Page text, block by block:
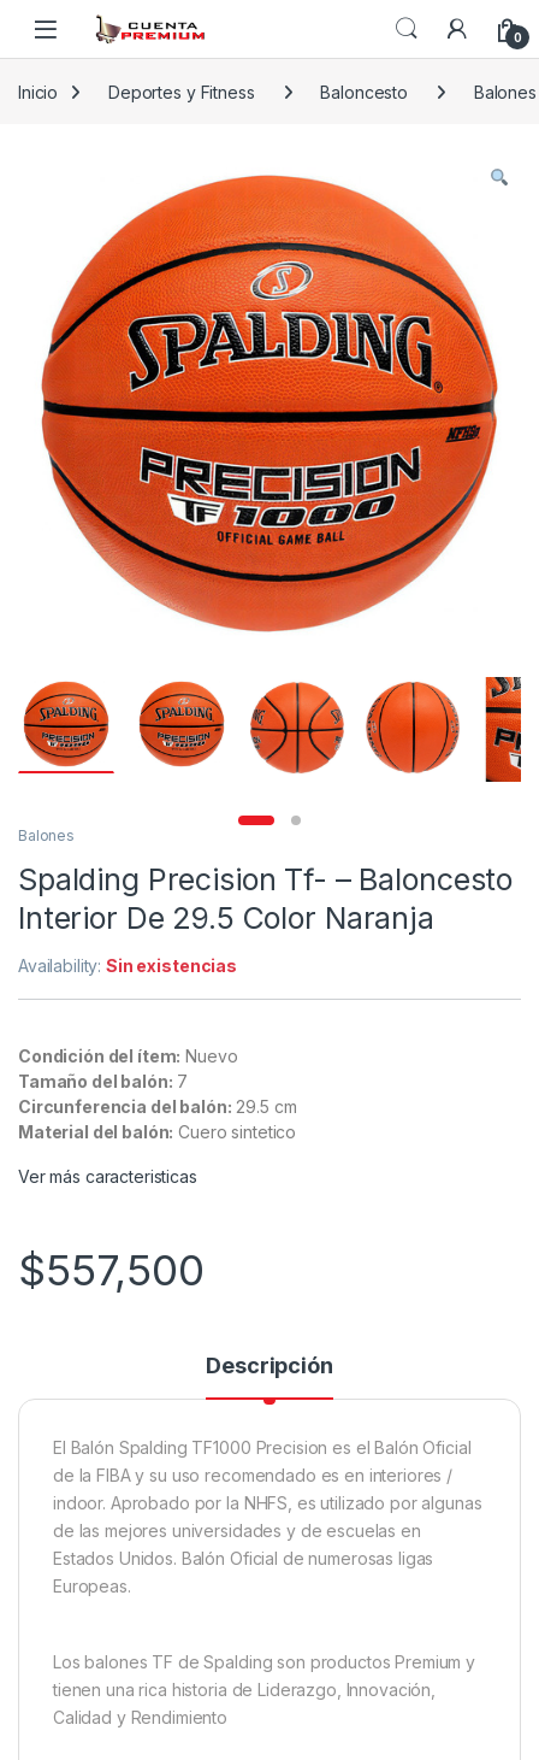
Skip to navigation
Skip to content
0
Inicio Deportes y Fitness Baloncesto Balones
Balones
Spalding Precision Tf- – Baloncesto
Interior De 29.5 Color Naranja
Availability:Sin existencias
Condición del ítem: Nuevo
Tamaño del balón: 7
Circunferencia del balón: 29.5 cm
Material del balón: Cuero sintetico
Ver más caracteristicas
$557,500
Descripción
El Balón Spalding TF1000 Precision es el Balón Oficial
de la FIBA y su uso recomendado es en interiores /
indoor. Aprobado por la NHFS, es utilizado por algunas
de las mejores universidades y de escuelas en
Estados Unidos. Balón Oficial de numerosas ligas
Europeas.
Los balones TF de Spalding son productos Premium y
tienen una rica historia de Liderazgo, Innovación,
Calidad y Rendimiento